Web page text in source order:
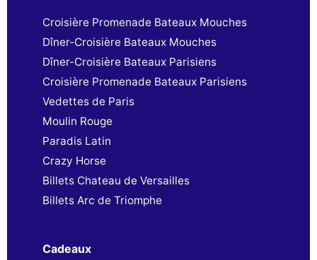
Croisière Promenade Bateaux Mouches
Dîner-Croisière Bateaux Mouches
Dîner-Croisière Bateaux Parisiens
Croisière Promenade Bateaux Parisiens
Vedettes de Paris
Moulin Rouge
Paradis Latin
Crazy Horse
Billets Chateau de Versailles
Billets Arc de Triomphe
Cadeaux